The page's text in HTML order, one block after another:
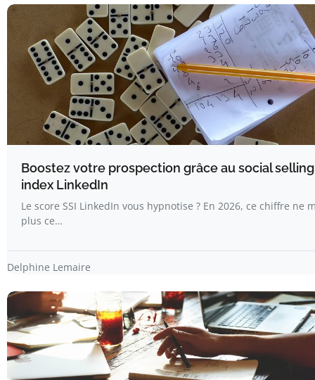
Boostez votre prospection grâce au social selling
index LinkedIn
Le score SSI LinkedIn vous hypnotise ? En 2026, ce chiffre ne
plus ce…
Delphine Lemaire